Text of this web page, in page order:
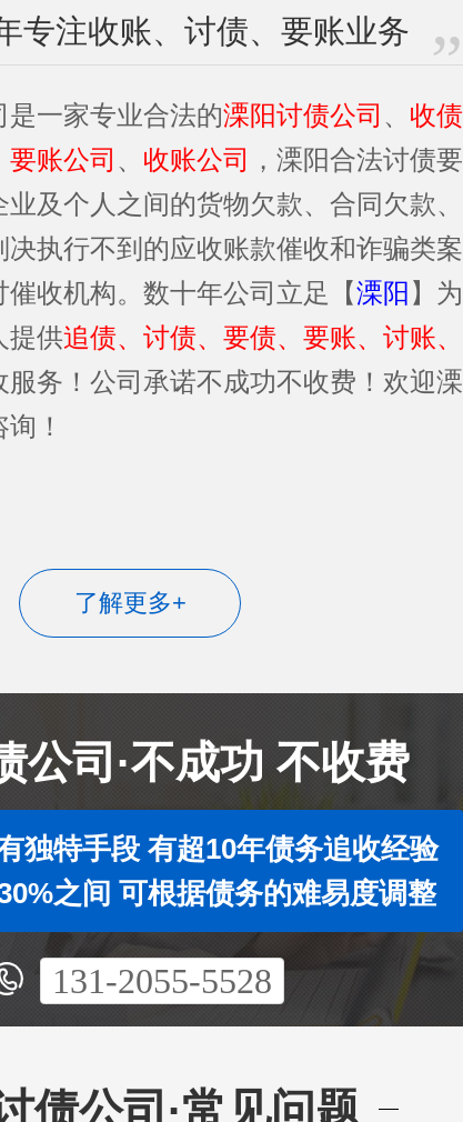
专注收账、讨债、要账业务
一家专业合法的溧阳讨债公司 、 收债
要账公司 、 收账公司 ，溧阳合法讨债要
及个人之间的货物欠款、合同欠款、
执行不到的应收账款催收和诈骗类案
收机构。数十年公司立足【溧阳 】为
提供追债、讨债、要债、要账、讨账、
服务！公司承诺不成功不收费！欢迎溧
！
了解更多+
公司·不成功 不收费
独特手段 有超10年债务追收经验
之间 可根据债务的难易度调整
131-2055-5528
债公司·常见问题